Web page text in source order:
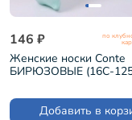
146 ₽ по
Женские носки Conte
БИРЮЗОВЫЕ (16С-
Добавить в